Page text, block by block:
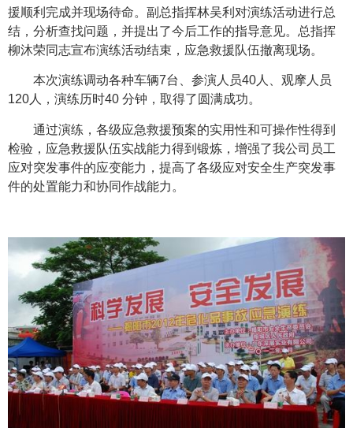
援顺利完成并现场待命。副总指挥林吴利对演练活动进行总
结，分析查找问题，并提出了今后工作的指导意见。总指挥
柳沐荣同志宣布演练活动结束，应急救援队伍撤离现场。
本次演练调动各种车辆7台、参演人员40人、观摩人员
120人，演练历时40 分钟，取得了圆满成功。
通过演练，各级应急救援预案的实用性和可操作性得到
检验，应急救援队伍实战能力得到锻炼，增强了我公司员工
应对突发事件的应变能力，提高了各级应对安全生产突发事
件的处置能力和协同作战能力。